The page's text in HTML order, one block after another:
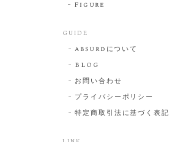
Figure
GUIDE
absurdについて
BLOG
お問い合わせ
プライバシーポリシー
特定商取引法に基づく表記